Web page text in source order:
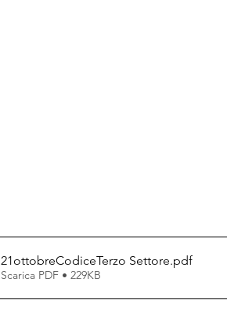
21ottobreCodiceTerzo Settore.pdf
Scarica PDF • 229KB